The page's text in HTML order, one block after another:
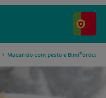
Macarrão com pesto e Bimi®brócolos